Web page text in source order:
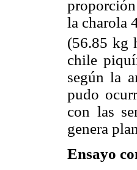
la charola
(56.85 kg
chile
según la
pudo
con las
genera
Ensayo